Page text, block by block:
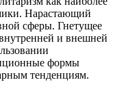
Нарастающий
сферы. Гнетущее
и внешней
формы
тенденциям.